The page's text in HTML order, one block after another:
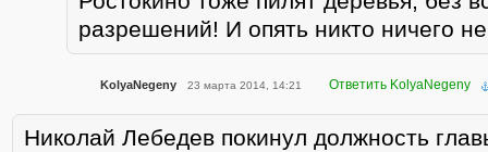
разрешений! И опять никто ничего
KolyaNegeny 23 марта 2014, 14:21 Ответить KolyaNegeny
Николай Лебедев покинул должность